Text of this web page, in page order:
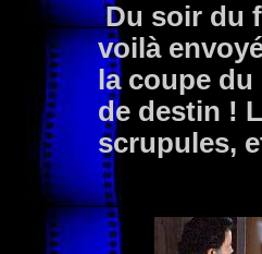
Du soir du
voilà
la coupe
de destin !
scrupules,